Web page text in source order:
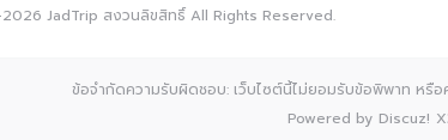
JadTrip สงวนลิขสิทธิ์ All Rights Reserved.
ข้อจำกัดความรับผิดชอบ: เว็บไซต์นี้ไม่ยอมรับข้อพิพาท หรื
Powered by Discuz!